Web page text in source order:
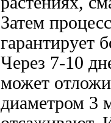
Затем
гарантирует
Через 7-10
может
диаметром 3